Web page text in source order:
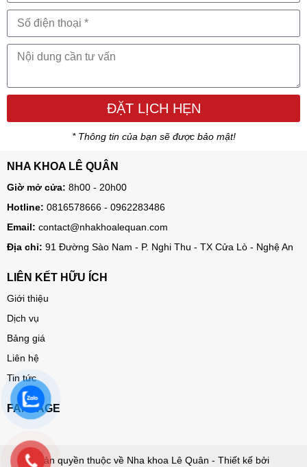
ĐẶT LỊCH HẸN
* Thông tin của bạn sẽ được bảo mật!
NHA KHOA LÊ QUÂN
Giờ mở cửa: 8h00 - 20h00
Hotline: 0816578666 - 0962283486
Email: contact@nhakhoalequan.com
Địa chỉ: 91 Đường Sào Nam - P. Nghi Thu - TX Cửa Lò - Nghệ An
LIÊN KẾT HỮU ÍCH
Giới thiệu
Dịch vụ
Bảng giá
Liên hệ
Tin tức
FANPAGE
Bản quyền thuộc về Nha khoa Lê Quân - Thiết kế bởi